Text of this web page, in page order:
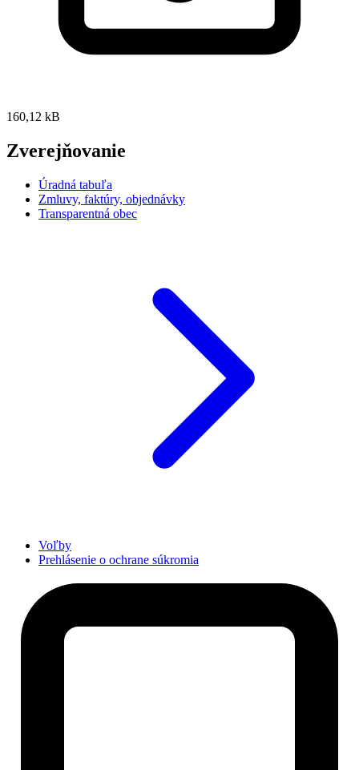
160,12 kB
Zverejňovanie
Úradná tabuľa
Zmluvy, faktúry, objednávky
Transparentná obec
Voľby
Prehlásenie o ochrane súkromia